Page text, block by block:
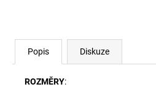
Popis Diskuze
ROZMĚRY: